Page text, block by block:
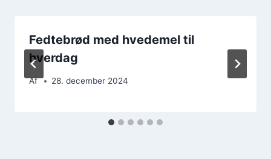
Fedtebrød med hvedemel til
hverdag
Af 28. december 2024